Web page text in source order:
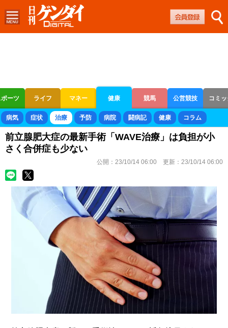
ーツ ライフ マネー 健康 競馬 公営競技 コミ
ボートレース 競輪 オートレース
病気 症状 治療 予防 病院 闘病記 健康 コラム
前立腺肥大症の最新手術「WAVE治療」は負担が小
さく合併症も少ない
公開： 23/10/14 06:00 更新： 23/10/14 06:00